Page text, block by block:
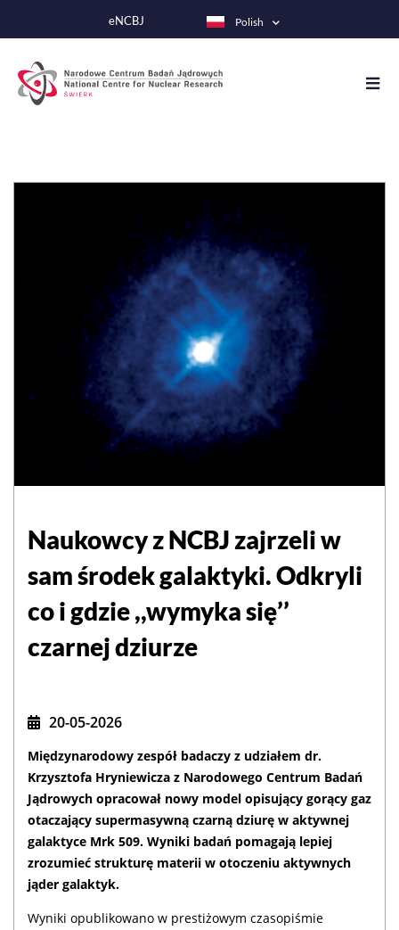
do
eNCBJ Polish
Naukowcy z NCBJ zajrzeli w
sam środek galaktyki. Odkryli
co i gdzie ,,wymyka się’’
czarnej dziurze
20-05-2026
Międzynarodowy zespół badaczy z udziałem dr.
Krzysztofa Hryniewicza z Narodowego Centrum Badań
Jądrowych opracował nowy model opisujący gorący gaz
otaczający supermasywną czarną dziurę w aktywnej
galaktyce Mrk 509. Wyniki badań pomagają lepiej
zrozumieć strukturę materii w otoczeniu aktywnych
jąder galaktyk.
Wyniki opublikowano w prestiżowym czasopiśmie